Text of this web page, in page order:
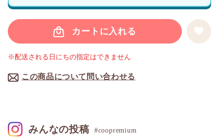
カートに入れる
この商品について問い合わせる
※配送される日にちの指定はできません
みんなの投稿 #coopremium